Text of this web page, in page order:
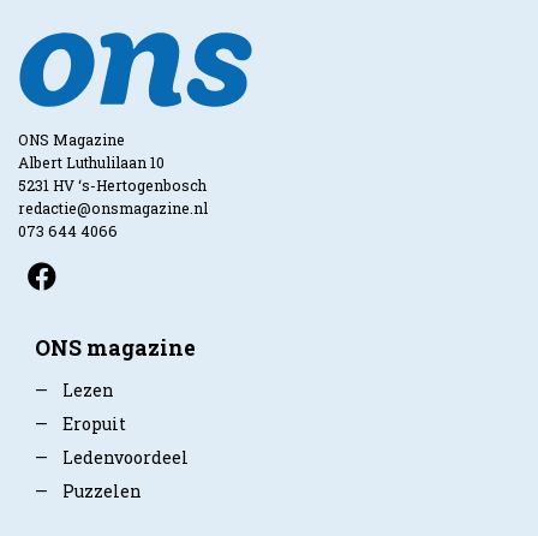
ONS Magazine
Albert Luthulilaan 10
5231 HV ‘s-Hertogenbosch
redactie@onsmagazine.nl
073 644 4066
ONS magazine
—
Lezen
—
Eropuit
—
Ledenvoordeel
—
Puzzelen